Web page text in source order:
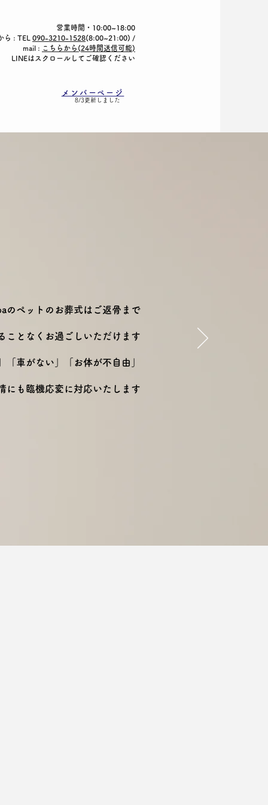
営業時間・ 10:00~18:00
ら : TEL 090-3210-1528(8:00~21:00) /
mail : こちらから(24時間送信可能)
LINEはスクロールしてご確認ください
8/3更新しました
メンバーページ
のペットのお葬式はご返骨まで
ことなくお過ごしいただけます
「車がない」「お体が不自由」
にも臨機応変に対応いたします